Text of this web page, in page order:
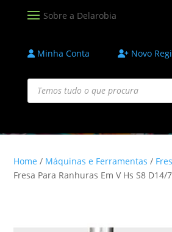
Minha Conta Novo
Products
search
Home / Máquinas e Ferramentas /
Fresa Para Ranhuras Em V Hs S8 D14/